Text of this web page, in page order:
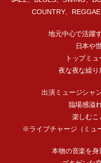
COUNTRY、
地元中心で活躍
日本や
トップミ
夜な夜な繰り
出演ミュージシャ
臨場感溢
楽しむこ
※ライブチャージ（ミュ
本物の音楽を